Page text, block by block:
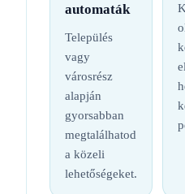
automaták
Település
vagy
városrész
alapján
gyorsabban
megtalálhatod
a közeli
lehetőségeket.